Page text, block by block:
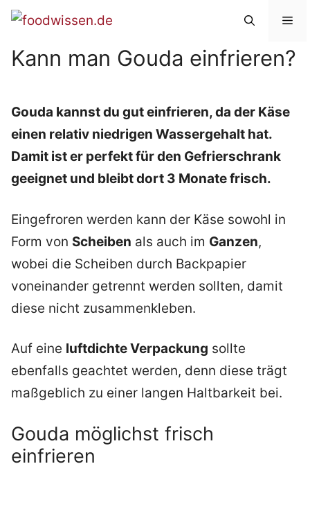
Zum
springen
Kann man Gouda einfrieren?
Gouda kannst du gut einfrieren, da der Käse
einen relativ niedrigen Wassergehalt hat.
Damit ist er perfekt für den Gefrierschrank
geeignet und bleibt dort 3 Monate frisch.
Eingefroren werden kann der Käse sowohl in
Form von Scheiben als auch im Ganzen,
wobei die Scheiben durch Backpapier
voneinander getrennt werden sollten, damit
diese nicht zusammenkleben.
Auf eine luftdichte Verpackung sollte
ebenfalls geachtet werden, denn diese trägt
maßgeblich zu einer langen Haltbarkeit bei.
Gouda möglichst frisch
einfrieren